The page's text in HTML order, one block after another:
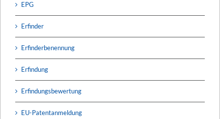
EPG
Erfinder
Erfinderbenennung
Erfindung
Erfindungsbewertung
EU-Patentanmeldung